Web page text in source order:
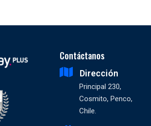
Contáctanos
Dirección
Principal 230,
Cosmito, Penco,
Chile.